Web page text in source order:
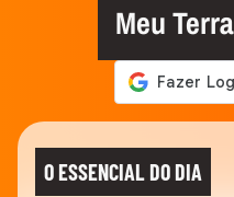
Meu Terra
O ESSENCIAL DO DIA